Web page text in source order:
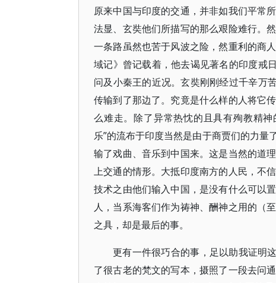
原来中国与印度的交通，并非如我们平常
法显、玄奘他们所描写的那么艰险难行。
一条路虽然也苦于风波之险，然重利的商
域记》曾记载着，他去谒见著名的印度戒
问及小秦王的近况。玄奘刚刚经过千辛万
传输到了那边了。究竟是什么样的人将它
么难走。除了异常热忱的且具有殉教精
乐”的流布于印度当然是由于商贾们的力
输了戏曲、音乐到中国来。这是当然的道
上交通的情形。大抵印度南方的人民，不
技术之由他们输入中国，是没有什么可以
人，当系海客们作为祷神、酬神之用的（
之具，却是最后的事。
更有一件很巧合的事，足以助我证明
了很古老的梵文的写本，摄照了一段去问